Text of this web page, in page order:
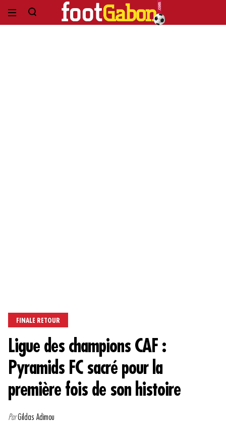
FINALE RETOUR
Ligue des champions CAF :
Pyramids FC sacré pour la
première fois de son histoire
ParGildas Adimou